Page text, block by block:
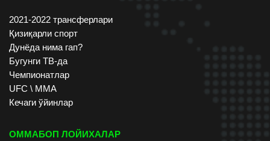
2021-2022 трансферлари
Қизиқарли спорт
Дунёда нима гап?
Бугунги ТВ-да
Чемпионатлар
UFC \ ММА
Кечаги ўйинлар
ОММАБОП ЛОЙИХАЛАР